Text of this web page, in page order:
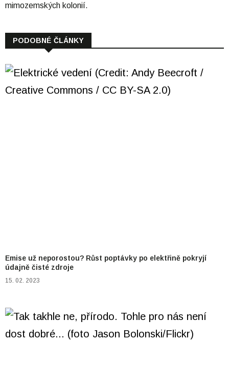
mimozemských kolonií.
PODOBNÉ ČLÁNKY
Emise už neporostou? Růst poptávky po elektřině pokryjí
údajně čisté zdroje
15. 02. 2023